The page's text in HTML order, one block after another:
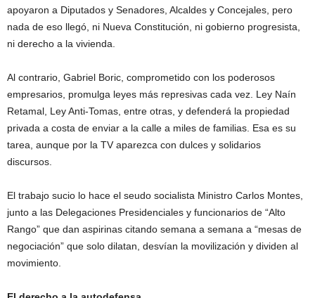
apoyaron a Diputados y Senadores, Alcaldes y Concejales, pero
nada de eso llegó, ni Nueva Constitución, ni gobierno progresista,
ni derecho a la vivienda.
Al contrario, Gabriel Boric, comprometido con los poderosos
empresarios, promulga leyes más represivas cada vez. Ley Naín
Retamal, Ley Anti-Tomas, entre otras, y defenderá la propiedad
privada a costa de enviar a la calle a miles de familias. Esa es su
tarea, aunque por la TV aparezca con dulces y solidarios
discursos.
El trabajo sucio lo hace el seudo socialista Ministro Carlos Montes,
junto a las Delegaciones Presidenciales y funcionarios de “Alto
Rango” que dan aspirinas citando semana a semana a “mesas de
negociación” que solo dilatan, desvían la movilización y dividen al
movimiento.